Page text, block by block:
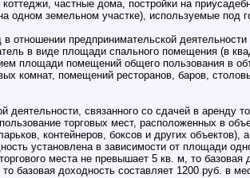
частные дома, постройки на
одном земельном участке), используемые под
отношении предпринимательской
в виде площади спального помещения (в
площади помещений общего пользования в
комнат, помещений ресторанов, баров,
деятельности, связанного со сдачей в аренду
торговых мест, расположенных в
контейнеров, боксов и других
установлена в зависимости от площади
места не превышает 5 кв. м, то
базовая доходность составляет 1200 руб. в